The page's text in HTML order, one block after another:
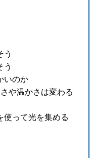
う
う
いのか
や温かさは変わる
って光を集める